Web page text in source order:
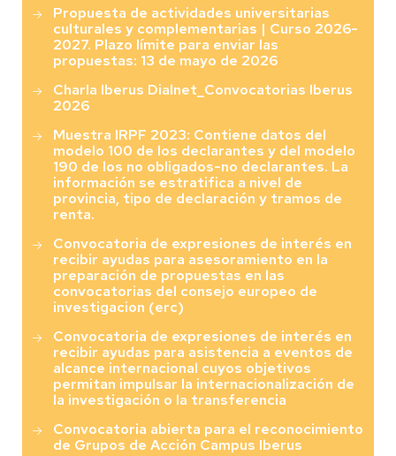
Propuesta de actividades universitarias
culturales y complementarias | Curso 2026-
2027. Plazo límite para enviar las
propuestas: 13 de mayo de 2026
Charla Iberus Dialnet_Convocatorias Iberus
2026
Muestra IRPF 2023: Contiene datos del
modelo 100 de los declarantes y del modelo
190 de los no obligados-no declarantes. La
información se estratifica a nivel de
provincia, tipo de declaración y tramos de
renta.
Convocatoria de expresiones de interés en
recibir ayudas para asesoramiento en la
preparación de propuestas en las
convocatorias del consejo europeo de
investigacion (erc)
Convocatoria de expresiones de interés en
recibir ayudas para asistencia a eventos de
alcance internacional cuyos objetivos
permitan impulsar la internacionalización de
la investigación o la transferencia
Convocatoria abierta para el reconocimiento
de Grupos de Acción Campus Iberus